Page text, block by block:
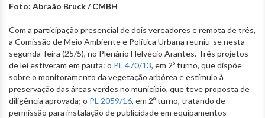
Foto: Abraão Bruck / CMBH
Com a participação presencial de dois vereadores e remota de três,
a Comissão de Meio Ambiente e Política Urbana reuniu-se nesta
segunda-feira (25/5), no Plenário Helvécio Arantes. Três projetos
de lei estiveram em pauta: o PL 470/13, em 2º turno, que dispõe
sobre o monitoramento da vegetação arbórea e estímulo à
preservação das áreas verdes no município, que teve proposta de
diligência aprovada; o PL 2059/16, em 2º turno, tratando de
permissão para instalação de publicidade em equipamentos